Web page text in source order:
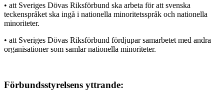
• att Sveriges Dövas Riksförbund ska arbeta för att svenska
teckenspråket ska ingå i nationella minoritetsspråk och nationella
minoriteter.
• att Sveriges Dövas Riksförbund fördjupar samarbetet med andra
organisationer som samlar nationella minoriteter.
Förbundsstyrelsens yttrande: